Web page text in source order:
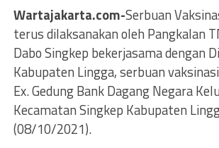
Wartajakarta.com-Serbuan
terus dilaksanakan oleh Pangkalan
Dabo Singkep bekerjasama dengan
Kabupaten Lingga, serbuan
Ex. Gedung Bank Dagang Negara
Kecamatan Singkep Kabupaten
(08/10/2021).